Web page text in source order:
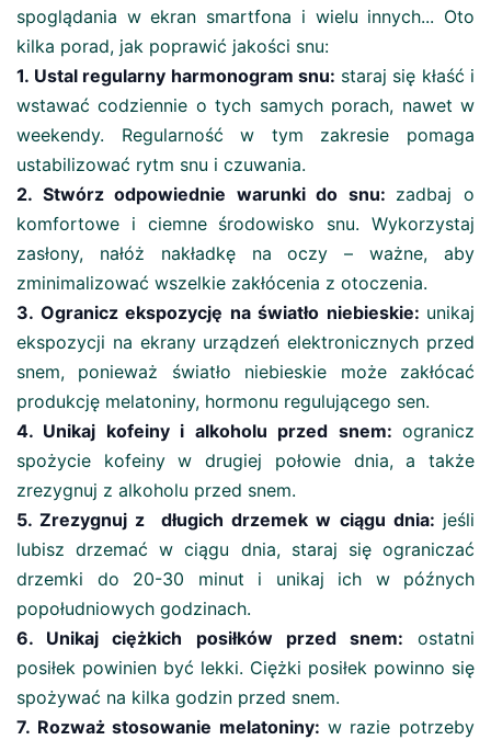
spoglądania w ekran smartfona i wielu innych... Oto
kilka porad, jak poprawić jakości snu:
1. Ustal regularny harmonogram snu: staraj się kłaść i
wstawać codziennie o tych samych porach, nawet w
weekendy. Regularność w tym zakresie pomaga
ustabilizować rytm snu i czuwania.
2. Stwórz odpowiednie warunki do snu: zadbaj o
komfortowe i ciemne środowisko snu. Wykorzystaj
zasłony, nałóż nakładkę na oczy – ważne, aby
zminimalizować wszelkie zakłócenia z otoczenia.
3. Ogranicz ekspozycję na światło niebieskie: unikaj
ekspozycji na ekrany urządzeń elektronicznych przed
snem, ponieważ światło niebieskie może zakłócać
produkcję melatoniny, hormonu regulującego sen.
4. Unikaj kofeiny i alkoholu przed snem: ogranicz
spożycie kofeiny w drugiej połowie dnia, a także
zrezygnuj z alkoholu przed snem.
5. Zrezygnuj z długich drzemek w ciągu dnia: jeśli
lubisz drzemać w ciągu dnia, staraj się ograniczać
drzemki do 20-30 minut i unikaj ich w późnych
popołudniowych godzinach.
6. Unikaj ciężkich posiłków przed snem: ostatni
posiłek powinien być lekki. Ciężki posiłek powinno się
spożywać na kilka godzin przed snem.
7. Rozważ stosowanie melatoniny: w razie potrzeby